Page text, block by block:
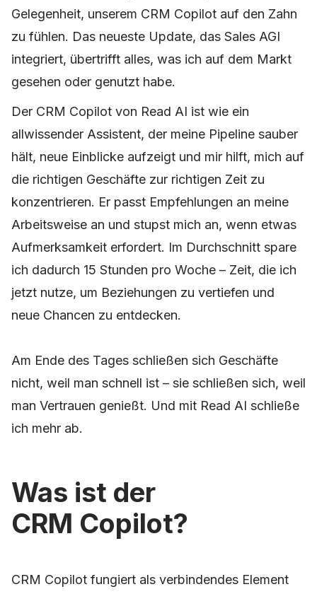
Gelegenheit, unserem CRM Copilot auf den Zahn
zu fühlen. Das neueste Update, das Sales AGI
integriert, übertrifft alles, was ich auf dem Markt
gesehen oder genutzt habe.
Der CRM Copilot von Read AI ist wie ein
allwissender Assistent, der meine Pipeline sauber
hält, neue Einblicke aufzeigt und mir hilft, mich auf
die richtigen Geschäfte zur richtigen Zeit zu
konzentrieren. Er passt Empfehlungen an meine
Arbeitsweise an und stupst mich an, wenn etwas
Aufmerksamkeit erfordert. Im Durchschnitt spare
ich dadurch 15 Stunden pro Woche – Zeit, die ich
jetzt nutze, um Beziehungen zu vertiefen und
neue Chancen zu entdecken.
Am Ende des Tages schließen sich Geschäfte
nicht, weil man schnell ist – sie schließen sich, weil
man Vertrauen genießt. Und mit Read AI schließe
ich mehr ab.
Was ist der
CRM Copilot?
CRM Copilot fungiert als verbindendes Element